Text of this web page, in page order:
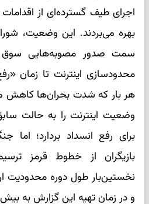
اجرای طیف گسترده‌ای از
بهره می‌بردند. این وضعیت،
سمت صدور مصوبه‌هایی سوق
محدودسازی اینترنت تا زمان
هر بار که شدت بحران‌ها کاهش
وضعیت اینترنت را به حالت
بازیگران از خطوط قرمز
نخستین‌بار طول دوره محدودیت
و در زمان تهیه این گزارش به بیش از ۷۵ روز